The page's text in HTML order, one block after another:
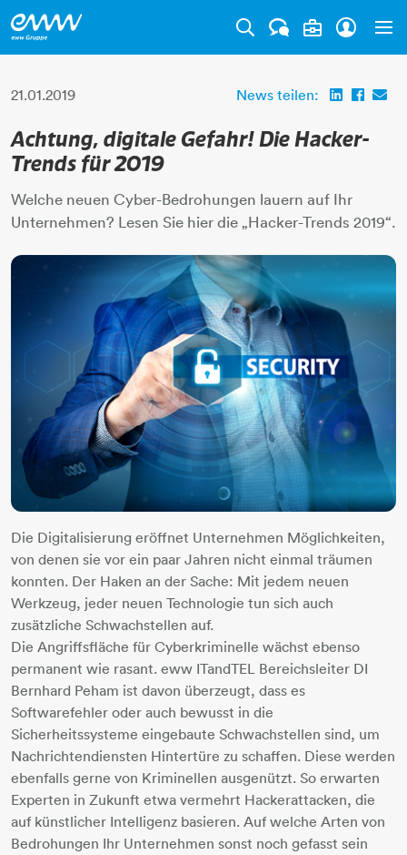
21.01.2019 News teilen:
Achtung, digitale Gefahr! Die Hacker-
Trends für 2019
Welche neuen Cyber-Bedrohungen lauern auf Ihr
Unternehmen? Lesen Sie hier die „Hacker-Trends 2019“.
Die Digitalisierung eröffnet Unternehmen Möglichkeiten,
von denen sie vor ein paar Jahren nicht einmal träumen
konnten. Der Haken an der Sache: Mit jedem neuen
Werkzeug, jeder neuen Technologie tun sich auch
zusätzliche Schwachstellen auf.
Die Angriffsfläche für Cyberkriminelle wächst ebenso
permanent wie rasant. eww ITandTEL Bereichsleiter DI
Bernhard Peham ist davon überzeugt, dass es
Softwarefehler oder auch bewusst in die
Sicherheitssysteme eingebaute Schwachstellen sind, um
Nachrichtendiensten Hintertüre zu schaffen. Diese werden
ebenfalls gerne von Kriminellen ausgenützt. So erwarten
Experten in Zukunft etwa vermehrt Hackerattacken, die
auf künstlicher Intelligenz basieren. Auf welche Arten von
Bedrohungen Ihr Unternehmen sonst noch gefasst sein